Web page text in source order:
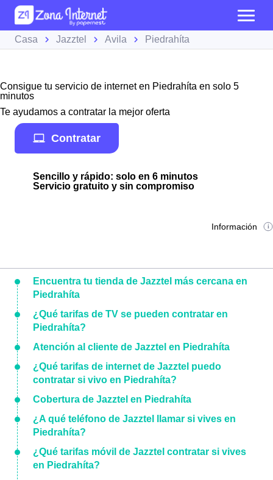
Casa Jazztel Avila Piedrahíta
Consigue tu servicio de internet en Piedrahíta en solo 5
minutos
Te ayudamos a contratar la mejor oferta
Contratar
Sencillo y rápido: solo en 6 minutos
Servicio gratuito y sin compromiso
Información
Encuentra tu tienda de Jazztel más cercana en
Piedrahíta
¿Qué tarifas de TV se pueden contratar en
Piedrahíta?
Atención al cliente de Jazztel en Piedrahíta
¿Qué tarifas de internet de Jazztel puedo
contratar si vivo en Piedrahíta?
Cobertura de Jazztel en Piedrahíta
¿A qué teléfono de Jazztel llamar si vives en
Piedrahíta?
¿Qué tarifas móvil de Jazztel contratar si vives
en Piedrahíta?